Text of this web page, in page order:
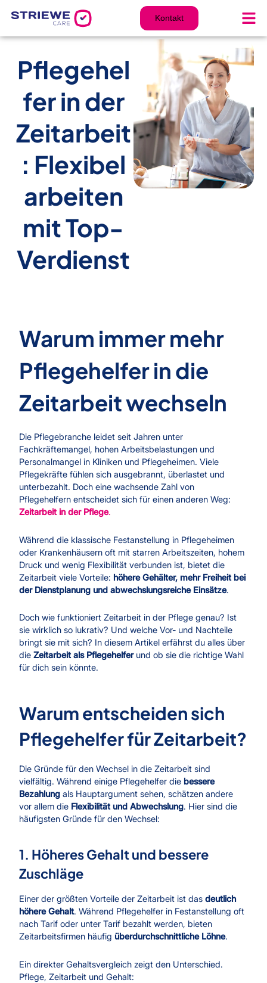
Inhalt
Kontakt
Pflegehel
fer in der
Zeitarbeit
: Flexibel
arbeiten
mit Top-
Verdienst
Warum immer mehr
Pflegehelfer in die
Zeitarbeit wechseln
Die Pflegebranche leidet seit Jahren unter
Fachkräftemangel, hohen Arbeitsbelastungen und
Personalmangel in Kliniken und Pflegeheimen. Viele
Pflegekräfte fühlen sich ausgebrannt, überlastet und
unterbezahlt. Doch eine wachsende Zahl von
Pflegehelfern entscheidet sich für einen anderen Weg:
Zeitarbeit in der Pflege.
Während die klassische Festanstellung in Pflegeheimen
oder Krankenhäusern oft mit starren Arbeitszeiten, hohem
Druck und wenig Flexibilität verbunden ist, bietet die
Zeitarbeit viele Vorteile: höhere Gehälter, mehr Freiheit bei
der Dienstplanung und abwechslungsreiche Einsätze.
Doch wie funktioniert Zeitarbeit in der Pflege genau? Ist
sie wirklich so lukrativ? Und welche Vor- und Nachteile
bringt sie mit sich? In diesem Artikel erfährst du alles über
dieZeitarbeit als Pflegehelferund ob sie die richtige Wahl
für dich sein könnte.
Warum entscheiden sich
Pflegehelfer für Zeitarbeit?
Die Gründe für den Wechsel in die Zeitarbeit sind
vielfältig. Während einige Pflegehelfer die bessere
Bezahlung als Hauptargument sehen, schätzen andere
vor allem die Flexibilität und Abwechslung. Hier sind die
häufigsten Gründe für den Wechsel:
1. Höheres Gehalt und bessere
Zuschläge
Einer der größten Vorteile der Zeitarbeit ist dasdeutlich
höhere Gehalt. Während Pflegehelfer in Festanstellung oft
nach Tarif oder unter Tarif bezahlt werden, bieten
Zeitarbeitsfirmen häufig überdurchschnittliche Löhne.
Ein direkter Gehaltsvergleich zeigt den Unterschied.
Pflege, Zeitarbeit und Gehalt: